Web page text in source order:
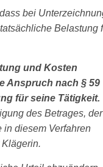
bei
Belastung
und Kosten
Anspruch nach § 59
für seine Tätigkeit.
des Betrages, der
in diesem Verfahren